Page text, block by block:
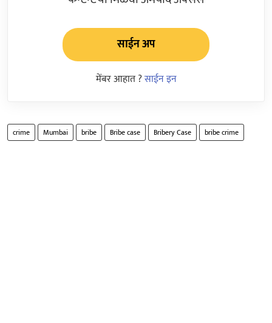
साईन अप
मेंबर आहात ?साईन इन
crime Mumbai bribe Bribe case Bribery Case bribe crime